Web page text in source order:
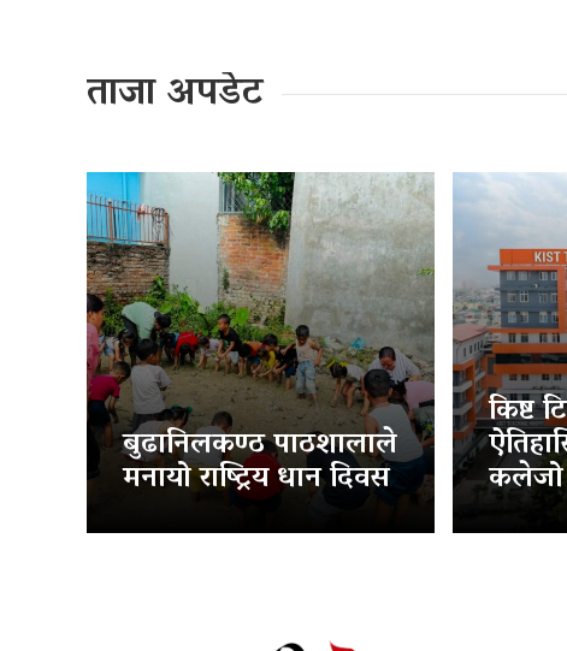
ताजा अपडेट
बुढानिलकण्ठ पाठशालाले
मनायो राष्ट्रिय धान दिवस
किष्ट
कलेजो